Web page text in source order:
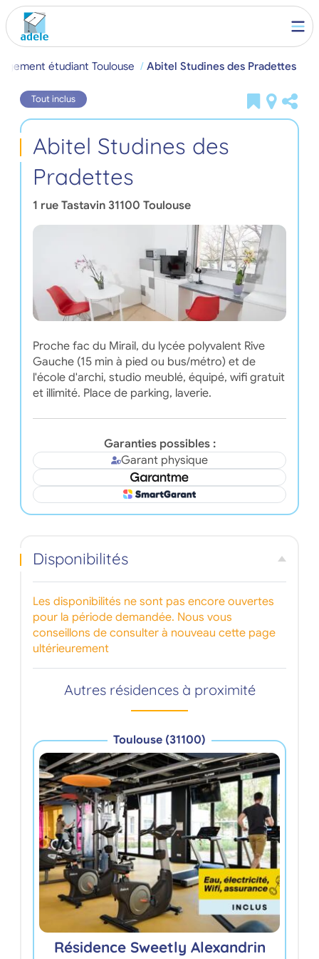
étudiant Toulouse Abitel Studines des Pradettes
Tout inclus
Abitel Studines des
Pradettes
1 rue Tastavin 31100 Toulouse
Proche fac du Mirail, du lycée polyvalent Rive
Gauche (15 min à pied ou bus/métro) et de
l'école d'archi, studio meublé, équipé, wifi gratuit
et illimité. Place de parking, laverie.
Garanties possibles :
Garant physique
Disponibilités
Les disponibilités ne sont pas encore ouvertes
pour la période demandée. Nous vous
conseillons de consulter à nouveau cette page
ultérieurement
Autres résidences à proximité
Toulouse (31100)
Résidence Sweetly Alexandrin